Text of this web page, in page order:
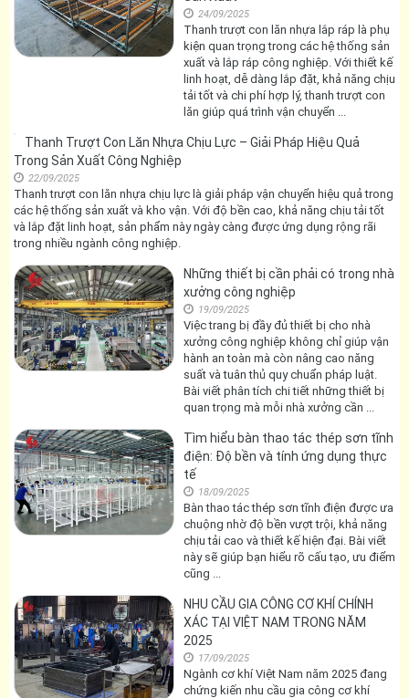
24/09/2025
Thanh trượt con lăn nhựa lắp ráp là phụ
kiện quan trọng trong các hệ thống sản
xuất và lắp ráp công nghiệp. Với thiết kế
linh hoạt, dễ dàng lắp đặt, khả năng chịu
tải tốt và chi phí hợp lý, thanh trượt con
lăn giúp quá trình vận chuyển ...
Thanh Trượt Con Lăn Nhựa Chịu Lực
22/09/2025
Thanh trượt con lăn nhựa chịu lực là giải
pháp vận chuyển hiệu quả trong các hệ
hoạt, sản phẩm này ngày càng được
ứng dụng rộng rãi trong nhiều ngành
công nghiệp.
Những thiết bị cần phải có trong nhà
xưởng công nghiệp
19/09/2025
Việc trang bị đầy đủ thiết bị cho nhà
xưởng công nghiệp không chỉ giúp vận
suất và tuân thủ quy chuẩn pháp luật.
Bài viết phân tích chi tiết những thiết bị
quan trọng mà mỗi nhà xưởng cần ...
Tìm hiểu bàn thao tác thép sơn tĩnh
điện: Độ bền và tính ứng dụng thực
tế
18/09/2025
Bàn thao tác thép sơn tĩnh điện được ưa
chịu tải cao và thiết kế hiện đại. Bài viết
này sẽ giúp bạn hiểu rõ cấu tạo, ưu điểm
cũng ...
NHU CẦU GIA CÔNG CƠ KHÍ CHÍNH
XÁC TẠI VIỆT NAM TRONG NĂM